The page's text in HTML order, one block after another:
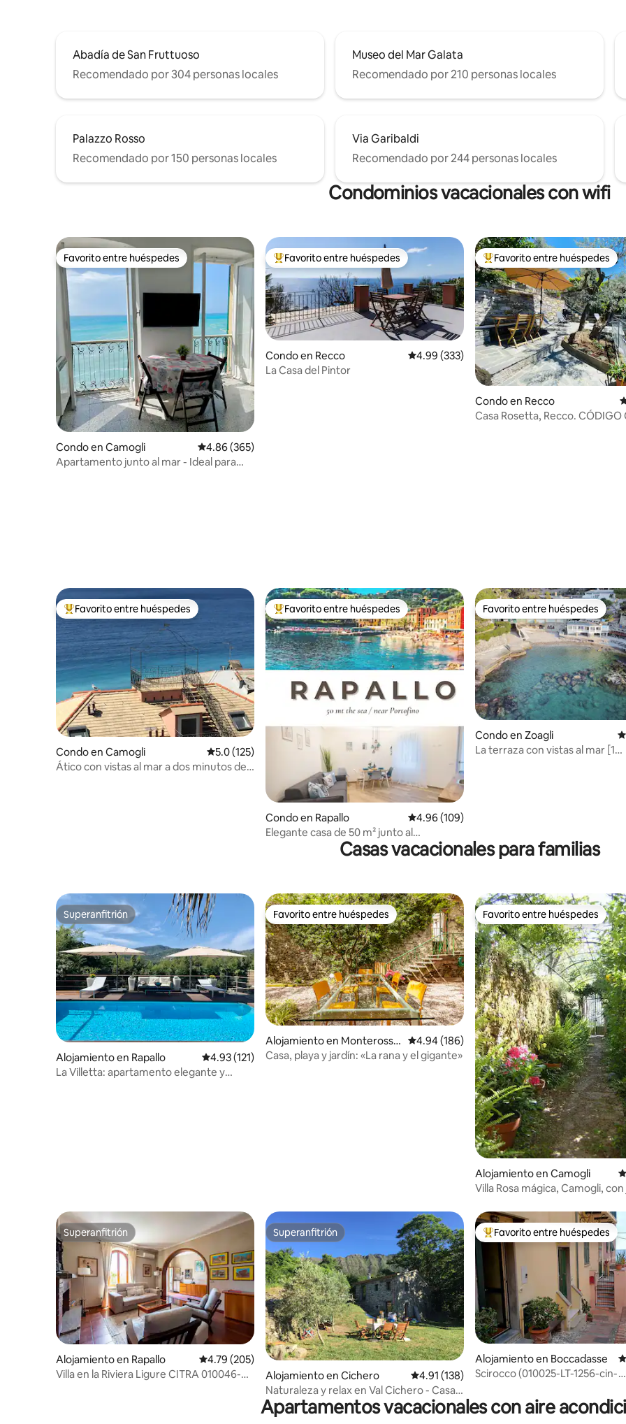
Abadía de San Fruttuoso
Recomendado por 304 personas locales
Museo del Mar Galata
Recomendado por 210 personas locales
Palazzo Rosso
Recomendado por 150 personas locales
Via Garibaldi
Recomendado por 244 personas locales
Condominios vacacionales con wifi
Favorito entre huéspedes
Favorito entre huéspedes
Condo en Camogli Calificación promedio: 4.86 de 5, 365 reseñas
4.86 (365)
Apartamento junto al mar - Ideal para
Favorito entre huéspedes preferido
Favorito entre huéspedes
Condo en Recco Calificación promedio: 4.99 de 5, 333 reseñas
4.99 (333)
La Casa del Pintor
Favorito entre huéspedes
Favorito entre huéspedes
Condo en Recco
Casa Rosetta, Recco. CÓDIGO
Favorito entre huéspedes preferido
Favorito entre huéspedes
Condo en Camogli Calificación promedio: 5.0 de 5, 125 reseñas
5.0 (125)
Ático con vistas al mar a dos minutos de
Favorito entre huéspedes preferido
Favorito entre huéspedes
Condo en Rapallo Calificación promedio: 4.96 de 5, 109 reseñas
4.96 (109)
Elegante casa de 50 m² junto al
mar/cerca de Portofino
Favorito entre huéspedes
Favorito entre huéspedes
Condo en Zoagli
La terraza con vistas al mar [1
Casas vacacionales para familias
Superanfitrión
Superanfitrión
Alojamiento en Rapallo Calificación promedio: 4.93 de 5, 121 reseñas
4.93 (121)
La Villetta: apartamento elegante y
Favorito entre huéspedes
Favorito entre huéspedes
Alojamiento en Monterosso
al Mare
Calificación promedio: 4.94 de 5, 186 reseñas
4.94 (186)
Casa, playa y jardín: «La rana y el gigante»
Favorito entre huéspedes
Favorito entre huéspedes
Alojamiento en Camogli
Villa Rosa mágica, Camogli,
Superanfitrión
Superanfitrión
Alojamiento en Rapallo Calificación promedio: 4.79 de 5, 205 reseñas
4.79 (205)
Villa en la Riviera Ligure CITRA 010046-
Superanfitrión
Superanfitrión
Alojamiento en Cichero Calificación promedio: 4.91 de 5, 138 reseñas
4.91 (138)
Naturaleza y relax en Val Cichero - Casa
independiente
Favorito entre huéspedes
Favorito entre huéspedes
Alojamiento en Boccadasse
Scirocco (010025-LT-1256-cin-
Apartamentos vacacionales con aire